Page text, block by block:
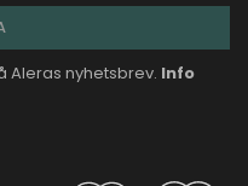
Aleras nyhetsbrev. Info